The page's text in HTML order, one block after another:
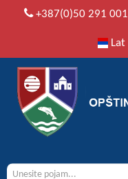
+387(0)50 291 001
Lat